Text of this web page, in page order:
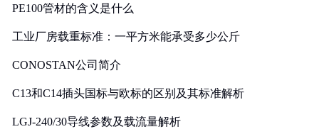
PE100管材的含义是什么
工业厂房载重标准：一平方米能承受多少公斤
CONOSTAN公司简介
C13和C14插头国标与欧标的区别及其标准解析
LGJ-240/30导线参数及载流量解析